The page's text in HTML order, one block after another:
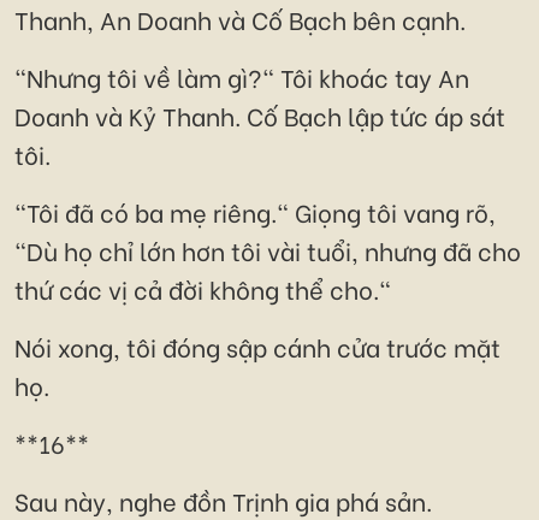
Thanh, An Doanh và Cố Bạch bên cạnh.
"Nhưng tôi về làm gì?" Tôi khoác tay An
Doanh và Kỷ Thanh. Cố Bạch lập tức áp sát
tôi.
"Tôi đã có ba mẹ riêng." Giọng tôi vang rõ,
"Dù họ chỉ lớn hơn tôi vài tuổi, nhưng đã cho
thứ các vị cả đời không thể cho."
Nói xong, tôi đóng sập cánh cửa trước mặt
họ.
**16**
Sau này, nghe đồn Trịnh gia phá sản.